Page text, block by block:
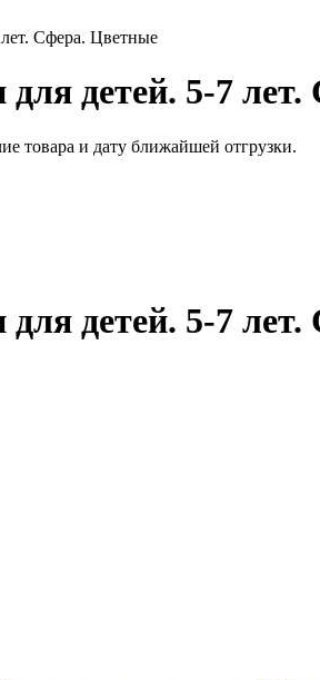
Сфера. Цветные
детей. 5-7
товара и дату ближайшей отгрузки.
детей. 5-7